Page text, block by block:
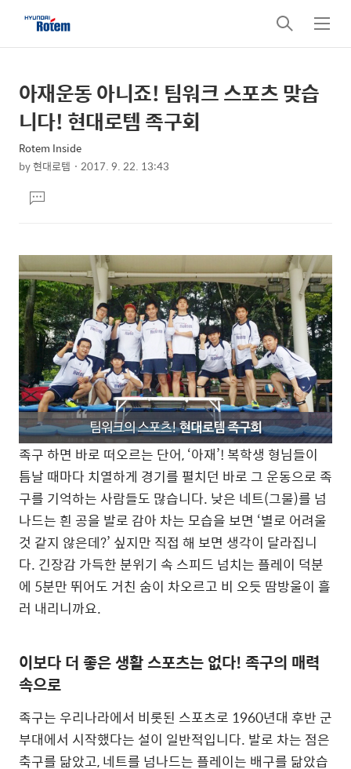
검
색
메
뉴
상
세
텐
본
제
목
아재운동 아니죠! 팀워크 스포츠 맞습
니다! 현대로템 족구회
Rotem Inside
by현대로템 2017. 9. 22. 13:43
문댓
글
족구 하면 바로 떠오르는 단어, ‘아재’! 복학생 형님들이
틈날 때마다 치열하게 경기를 펼치던 바로 그 운동으로 족
구를 기억하는 사람들도 많습니다. 낮은 네트(그물)를 넘
나드는 흰 공을 발로 감아 차는 모습을 보면 ‘별로 어려울
것 같지 않은데?’ 싶지만 직접 해 보면 생각이 달라집니
다. 긴장감 가득한 분위기 속 스피드 넘치는 플레이 덕분
에 5분만 뛰어도 거친 숨이 차오르고 비 오듯 땀방울이 흘
러 내리니까요.
이보다 더 좋은 생활 스포츠는 없다! 족구의 매력
속으로
족구는 우리나라에서 비롯된 스포츠로 1960년대 후반 군
부대에서 시작했다는 설이 일반적입니다. 발로 차는 점은
축구를 닮았고, 네트를 넘나드는 플레이는 배구를 닮았습